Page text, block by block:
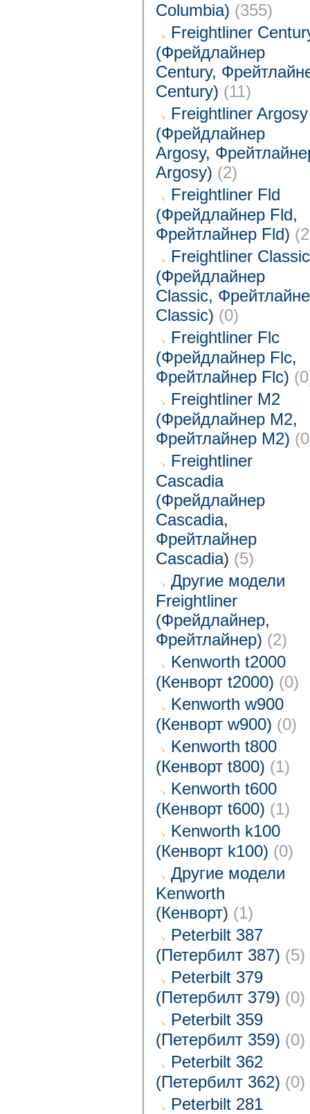
Columbia) (355)
Freightliner
(Фрейдлайнер
Century,
Century) (11)
Freightliner Argosy
(Фрейдлайнер
Argosy,
Argosy) (2)
Freightliner Fld
(Фрейдлайнер Fld,
Фрейтлайнер Fld)
Freightliner Classic
(Фрейдлайнер
Classic,
Classic) (0)
Freightliner Flc
(Фрейдлайнер Flc,
Фрейтлайнер Flc)
Freightliner M2
(Фрейдлайнер M2,
Фрейтлайнер M2)
Freightliner
Cascadia
(Фрейдлайнер
Cascadia,
Фрейтлайнер
Cascadia) (5)
Другие модели
Freightliner
(Фрейдлайнер,
Фрейтлайнер) (2)
Kenworth t2000
(Кенворт t2000) (0)
Kenworth w900
(Кенворт w900) (0)
Kenworth t800
(Кенворт t800) (1)
Kenworth t600
(Кенворт t600) (1)
Kenworth k100
(Кенворт k100) (0)
Другие модели
Kenworth
(Кенворт) (1)
Peterbilt 387
(Петербилт 387) (5)
Peterbilt 379
(Петербилт 379) (0)
Peterbilt 359
(Петербилт 359) (0)
Peterbilt 362
(Петербилт 362) (0)
Peterbilt 281